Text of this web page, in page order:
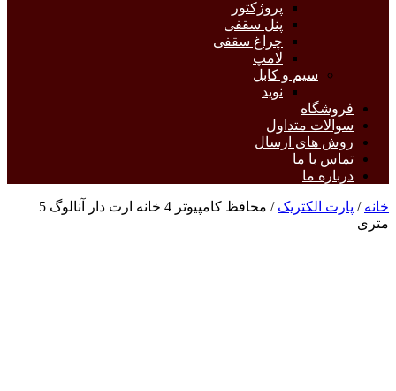
پروژکتور
پنل سقفی
چراغ سقفی
لامپ
سیم و کابل
نوید
فروشگاه
سوالات متداول
روش های ارسال
تماس با ما
درباره ما
خانه / پارت الکتریک
/ محافظ کامپیوتر 4 خانه ارت دار آنالوگ 5
متری